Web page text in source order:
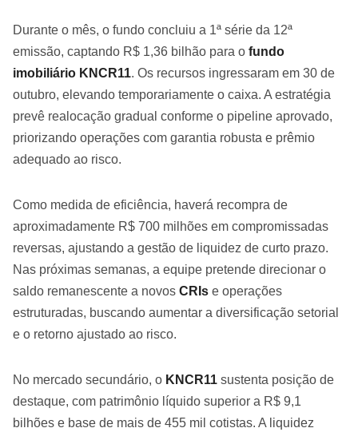
Durante o mês, o fundo concluiu a 1ª série da 12ª
emissão, captando R$ 1,36 bilhão para o fundo
imobiliário KNCR11. Os recursos ingressaram em 30 de
outubro, elevando temporariamente o caixa. A estratégia
prevê realocação gradual conforme o pipeline aprovado,
priorizando operações com garantia robusta e prêmio
adequado ao risco.
Como medida de eficiência, haverá recompra de
aproximadamente R$ 700 milhões em compromissadas
reversas, ajustando a gestão de liquidez de curto prazo.
Nas próximas semanas, a equipe pretende direcionar o
saldo remanescente a novos CRIs e operações
estruturadas, buscando aumentar a diversificação setorial
e o retorno ajustado ao risco.
No mercado secundário, o KNCR11 sustenta posição de
destaque, com patrimônio líquido superior a R$ 9,1
bilhões e base de mais de 455 mil cotistas. A liquidez